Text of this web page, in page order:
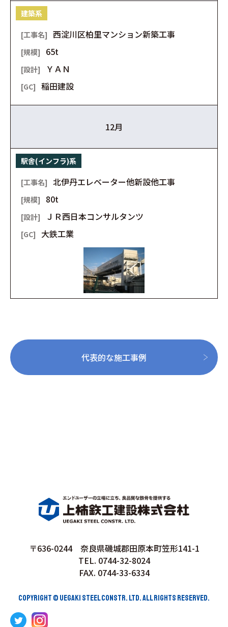
建築系
西淀川区柏里マンション新築工事
65t
ＹＡＮ
稲田建設
12月
駅舎(インフラ)系
北伊丹エレベーター他新設他工事
80t
ＪＲ西日本コンサルタンツ
大鉄工業
代表的な施工事例
〒636-0244 奈良県磯城郡田原本町笠形141-1
TEL. 0744-32-8024
FAX. 0744-33-6334
COPYRIGHT © UEGAKI STEEL CONSTR. LTD. ALL RIGHTS RESERVED.